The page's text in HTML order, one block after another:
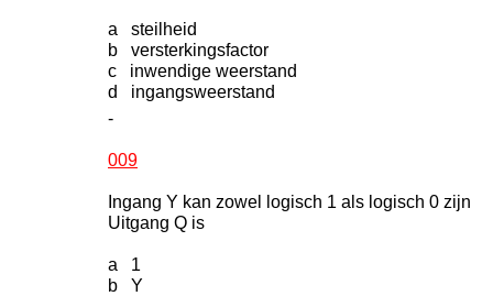
a steilheid
b versterkingsfactor
c inwendige weerstand
d ingangsweerstand
-
009
Ingang Y kan zowel logisch 1 als logisch 0 zijn
Uitgang Q is
a 1
b Y